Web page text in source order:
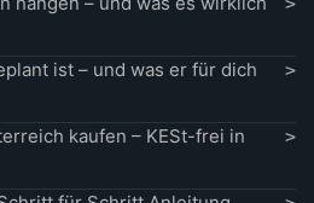
ist – und was er für dich
kaufen – KESt-frei in